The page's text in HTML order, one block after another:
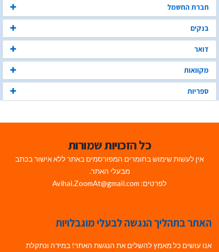
חברת החשמל
בנקים
דואר
מקוואות
ספריות
כל הזכויות שמורות
אין לעשות שימוש בחומרים המפורסמים באתר ללא אישור בכתב
מבעלי האתר.
לפרטים: Avihai.ZoomAt@gmail.com
האתר בתהליך הנגשה לבעלי מוגבלויות
אנו עושים כל מאמץ להשלים את הנגשת האתר! במידה ונתקלת